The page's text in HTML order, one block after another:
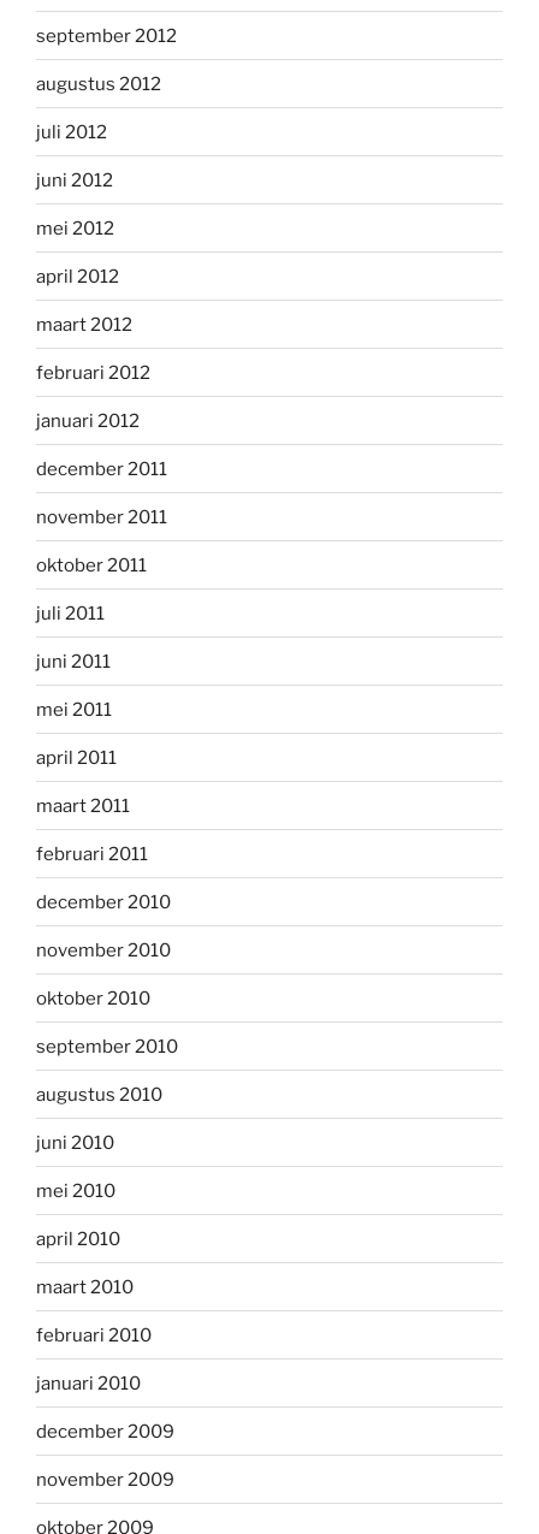
september 2012
augustus 2012
juli 2012
juni 2012
mei 2012
april 2012
maart 2012
februari 2012
januari 2012
december 2011
november 2011
oktober 2011
juli 2011
juni 2011
mei 2011
april 2011
maart 2011
februari 2011
december 2010
november 2010
oktober 2010
september 2010
augustus 2010
juni 2010
mei 2010
april 2010
maart 2010
februari 2010
januari 2010
december 2009
november 2009
oktober 2009